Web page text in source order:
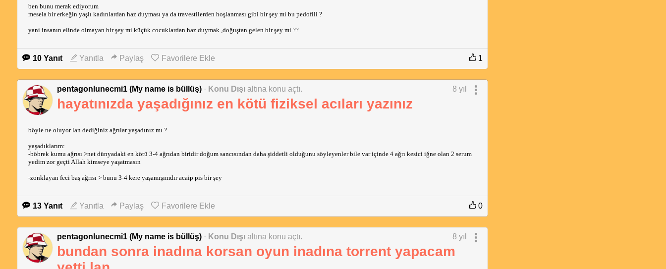
ben bunu merak ediyorum
mesela bir erkeğin yaşlı kadınlardan haz duyması ya da travestilerden hoşlanması gibi bir şey mi bu pedofili ?
yani insanın elinde olmayan bir şey mi küçük cocuklardan haz duymak ,doğuştan gelen bir şey mi ??
10 Yanıt Yanıtla Paylaş Favorilere Ekle 1
pentagonlunecmi1 (My name is büllüş) · Konu Dışı altına konu açtı. 8 yıl
hayatınızda yaşadığınız en kötü fiziksel acıları yazınız
böyle ne oluyor lan dediğiniz ağrılar yaşadınız mı ?
yaşadıklarım:
-böbrek kumu ağrısı >net dünyadaki en kötü 3-4 ağrıdan biridir doğum sancısından daha şiddetli olduğunu söyleyenler bile var içinde 4 ağrı kesici iğne olan 2 serum
yedim zor geçti Allah kimseye yaşatmasın
-zonklayan feci baş ağrısı > bunu 3-4 kere yaşamışımdır acaip pis bir şey
13 Yanıt Yanıtla Paylaş Favorilere Ekle 0
pentagonlunecmi1 (My name is büllüş) · Konu Dışı altına konu açtı. 8 yıl
bundan sonra inadına korsan oyun inadına torrent yapacam